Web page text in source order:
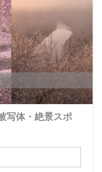
写体・絶景スポ